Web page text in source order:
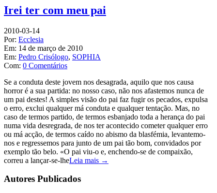
Irei ter com meu pai
2010-03-14
Por: Ecclesia
Em: 14 de março de 2010
Em: Pedro Crisólogo, SOPHIA
Com: 0 Comentários
Se a conduta deste jovem nos desagrada, aquilo que nos causa
horror é a sua partida: no nosso caso, não nos afastemos nunca de
um pai destes! A simples visão do pai faz fugir os pecados, expulsa
o erro, exclui qualquer má conduta e qualquer tentação. Mas, no
caso de termos partido, de termos esbanjado toda a herança do pai
numa vida desregrada, de nos ter acontecido cometer qualquer erro
ou má acção, de termos caído no abismo da blasfémia, levantemo-
nos e regressemos para junto de um pai tão bom, convidados por
exemplo tão belo. «O pai viu-o e, enchendo-se de compaixão,
correu a lançar-se-lheLeia mais →
Autores Publicados